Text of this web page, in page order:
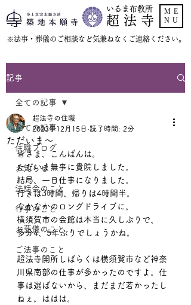
いるま布教所
超 法 寺
​※法事・葬儀のご相談など気兼ねなくご連絡ください。
ME
NU
記事
全ての記事
住職ブログ
お知らせ
法話会のこと
行事のこと
お葬儀のこと
ご法事のこと
全ての記事
ただいま〜
超法寺の住職
2023年12月15日 読了時間: 2分
皆さま、こんばんは。
ただいま無事に貴院しました。
結局、一日仕事になりました。
行きは3時間、帰りは4時間半。
なかなかのロングドライブに。
横須賀市の会館は本当に久しぶりで、
多分4、5年ぶりでしょうかね。
超法寺開所しばらくは横須賀市など神奈
川県南部の仕事が多かったのですよ。仕
事は選ばないから、まだまだ若かったし
ねぇ。ははは。